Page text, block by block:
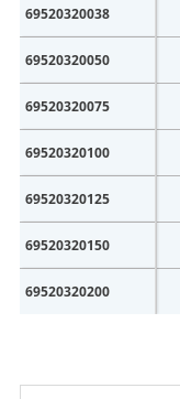
69520320038
69520320050
69520320075
69520320100
69520320125
69520320150
69520320200